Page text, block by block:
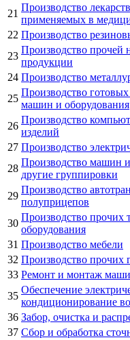
21
Производство
применяемых в
22 Производство
23
Производство прочей
продукции
24 Производство
25
Производство
машин и оборудования
26
Производство
изделий
27 Производство
28
Производство машин
другие группировки
29
Производство
полуприцепов
30
Производство прочих
оборудования
31 Производство мебели
32 Производство прочих
33 Ремонт и монтаж
35
Обеспечение
кондиционирование
36 Забор, очистка и
37 Сбор и обработка